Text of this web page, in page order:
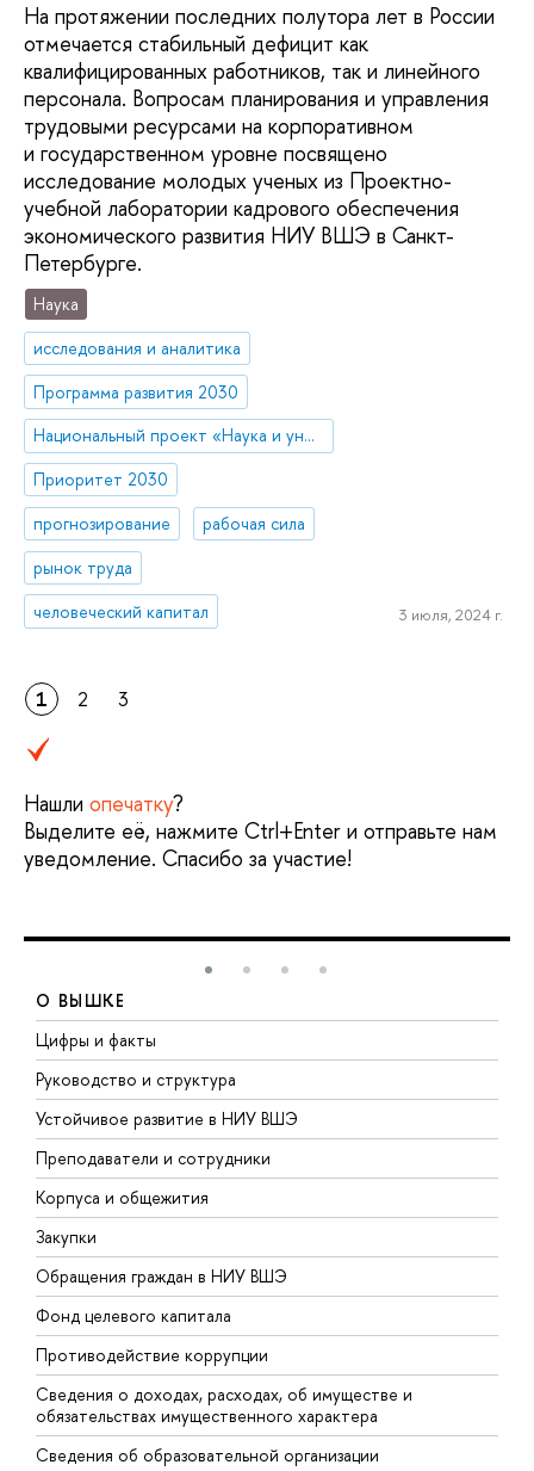
На протяжении последних полутора лет в России
отмечается стабильный дефицит как
квалифицированных работников, так и линейного
персонала. Вопросам планирования и управления
трудовыми ресурсами на корпоративном
и государственном уровне посвящено
исследование молодых ученых из Проектно-
учебной лаборатории кадрового обеспечения
экономического развития НИУ ВШЭ в Санкт-
Петербурге.
Наука
исследования и аналитика
Программа развития 2030
Национальный проект «Наука и университеты»
Приоритет 2030
прогнозирование
рабочая сила
рынок труда
человеческий капитал
3 июля, 2024 г.
1 2 3
Нашли опечатку?
Выделите её, нажмите Ctrl+Enter и отправьте нам
уведомление. Спасибо за участие!
О ВЫШКЕ
Цифры и факты
Руководство и структура
Устойчивое развитие в НИУ ВШЭ
Преподаватели и сотрудники
Корпуса и общежития
Закупки
Обращения граждан в НИУ ВШЭ
Фонд целевого капитала
Противодействие коррупции
Сведения о доходах, расходах, об имуществе и
обязательствах имущественного характера
Сведения об образовательной организации